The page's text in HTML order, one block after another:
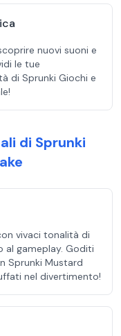
nuovi suoni e
le tue
di Sprunki Giochi e
di Sprunki
vivaci tonalità di
al gameplay. Goditi
Sprunki Mustard
nel divertimento!